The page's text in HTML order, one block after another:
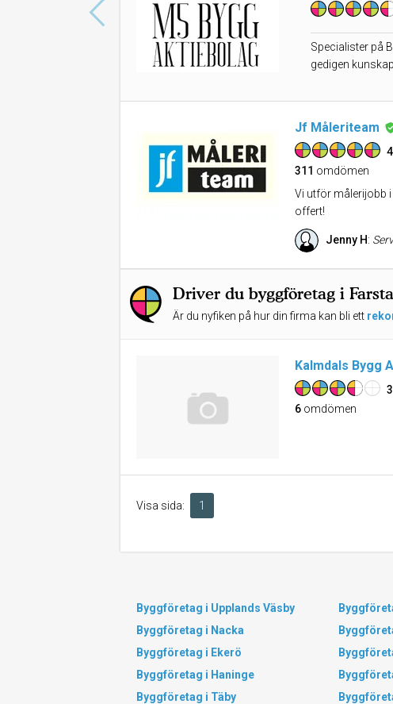
Specialister på
gedigen
Jf Måleriteam
311 omdömen
Vi utför målerijobb
offert!
Jenny H:
Driver du byggföretag i
Är du nyfiken på hur din firma kan bli ett
Kalmdals Bygg
6 omdömen
Visa sida: 1
Byggföretag i Upplands Väsby
Byggföretag i Nacka
Byggföretag i Ekerö
Byggföretag i Haninge
Byggföretag i Täby